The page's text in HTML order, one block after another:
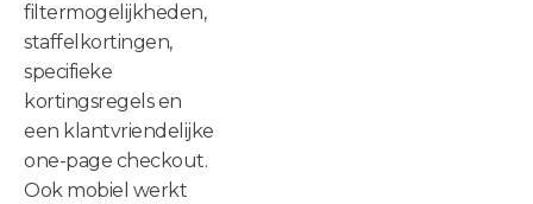
filtermogelijkheden,
staffelkortingen,
specifieke
kortingsregels en
een klantvriendelijke
one-page checkout.
Ook mobiel werkt